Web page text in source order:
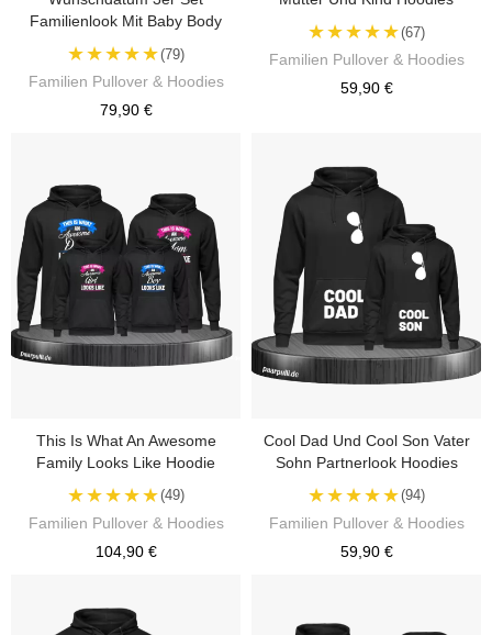
Familienlook Mit Baby Body
★★★★★(79)
Familien Pullover & Hoodies
79,90 €
★★★★★(67)
Familien Pullover & Hoodies
59,90 €
This Is What An Awesome
Family Looks Like Hoodie
★★★★★(49)
Familien Pullover & Hoodies
104,90 €
Cool Dad Und Cool Son Vater
Sohn Partnerlook Hoodies
★★★★★(94)
Familien Pullover & Hoodies
59,90 €